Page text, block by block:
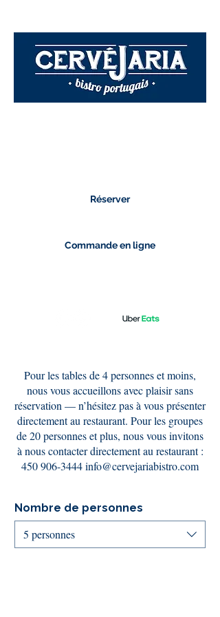
Réserver
Commande en ligne
Pour les tables de 4 personnes et moins,
nous vous accueillons avec plaisir sans
réservation — n’hésitez pas à vous présenter
directement au restaurant. Pour les groupes
de 20 personnes et plus, nous vous invitons
à nous contacter directement au restaurant :
450 906-3444 info@cervejariabistro.com
Nombre de personnes
5 personnes